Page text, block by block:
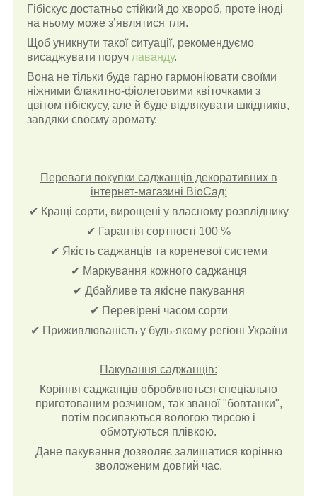
Гібіскус достатньо стійкий до хвороб, проте іноді
на ньому може з’являтися тля.
Щоб уникнути такої ситуації, рекомендуємо
висаджувати поруч лаванду.
Вона не тільки буде гарно гармоніювати своїми
ніжними блакитно-фіолетовими квіточками з
цвітом гібіскусу, але й буде відлякувати шкідників,
завдяки своєму аромату.
Переваги покупки саджанців декоративних в
інтернет-магазині ВіоСад:
✔ Кращі сорти, вирощені у власному розпліднику
✔ Гарантія сортності 100 %
✔ Якість саджанців та кореневої системи
✔ Маркування кожного саджанця
✔ Дбайливе та якісне пакування
✔ Перевірені часом сорти
✔ Приживлюваність у будь-якому регіоні України
Пакування саджанців:
Коріння саджанців обробляються спеціально
приготованим розчином, так званої "бовтанки",
потім посипаються вологою тирсою і
обмотуються плівкою.
Дане пакування дозволяє залишатися корінню
зволоженим довгий час.